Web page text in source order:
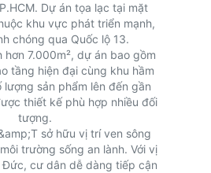
Dự án tọa lạc tại mặt
khu vực phát triển mạnh,
chóng qua Quốc lộ 13.
hơn 7.000m², dự án bao gồm
tầng hiện đại cùng khu hầm
lượng sản phẩm lên đến gần
thiết kế phù hợp nhiều đối
tượng.
sở hữu vị trí ven sông
trường sống an lành. Với vị
Đức, cư dân dễ dàng tiếp cận